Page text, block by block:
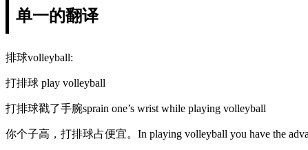
单一的翻译
排球volleyball:
打排球 play volleyball
打排球戳了手腕sprain one’s wrist while playing volleyball
你个子高，打排球占便宜。In playing volleyball you have the